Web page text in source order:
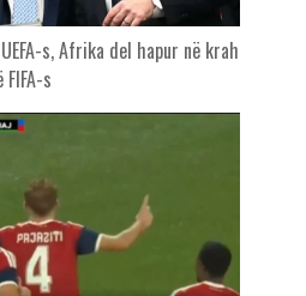
s, Afrika del hapur në krah
s